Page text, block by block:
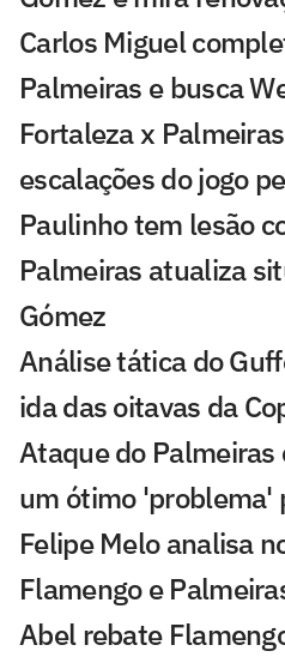
Carlos Miguel
Palmeiras e busca
Fortaleza x
escalações do jogo
Paulinho tem lesão
Palmeiras atualiza
Gómez
Análise tática do
ida das oitavas da
Ataque do
um ótimo 'problema'
Felipe Melo analisa
Flamengo e
Abel rebate